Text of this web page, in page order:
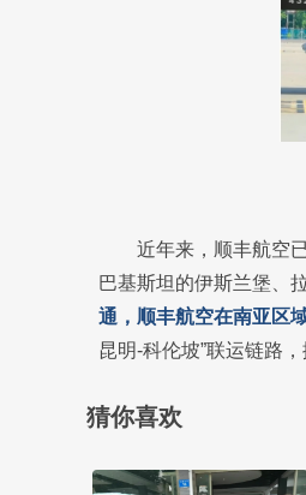
近年来，顺丰航空
巴基斯坦的伊斯兰堡、
通，顺丰航空在南亚区
昆明-科伦坡”联运链路
猜你喜欢